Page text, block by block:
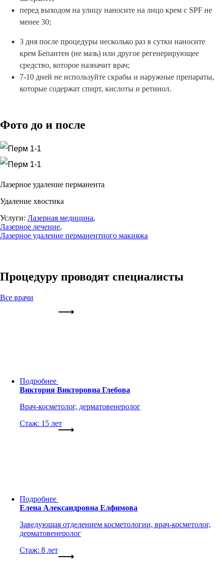
перед выходом на улицу наносите на лицо крем с SPF не
менее 30;
3 дня после процедуры несколько раз в сутки наносите
крем Бепантен (не мазь) или другое регенерирующее
средство, которое назначит врач;
7-10 дней не используйте скрабы и наружные препараты,
которые содержат спирт, кислоты и ретинол.
Фото до и после
Лазерное удаление перманента
Удаление хвостика
Услуги: Лазерная медицина,
Лазерное лечение,
Лазерное удаление перманентного макияжа
Процедуру проводят специалисты
Все врачи
Подробнее
Виктория Викторовна Глебова
Врач-косметолог, дерматовенеролог
Стаж: 15 лет
Подробнее
Елена Александровна Елфимова
Заведующая отделением косметологии, врач-косметолог,
дерматовенеролог
Стаж: 8 лет